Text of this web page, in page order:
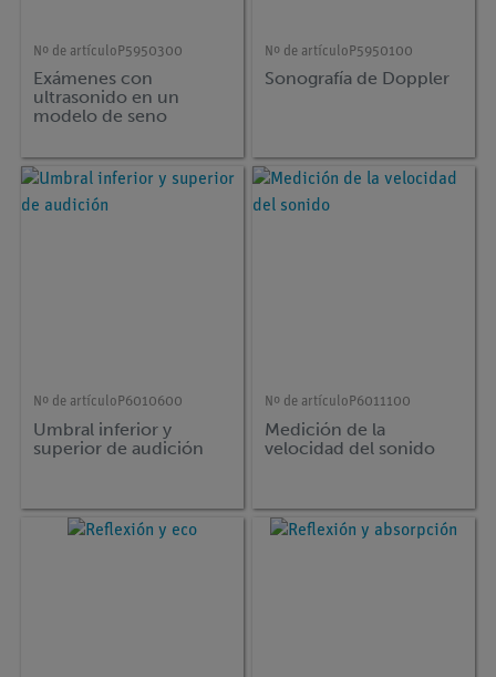
Nº de artículo P5950300
Exámenes con
ultrasonido en un
modelo de seno
Nº de artículo P5950100
Sonografía de Doppler
Nº de artículo P6010600
Umbral inferior y
superior de audición
Nº de artículo P6011100
Medición de la
velocidad del sonido